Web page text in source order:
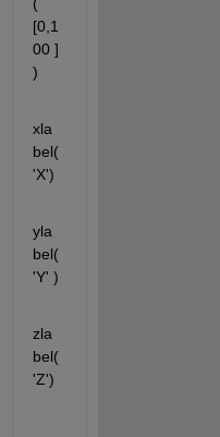
[0,1
00 ]
)
xla
bel(
'X')
yla
bel(
'Y' )
zla
bel(
'Z')